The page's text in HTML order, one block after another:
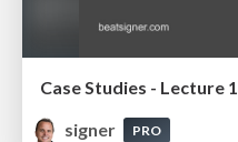
signer
PRO